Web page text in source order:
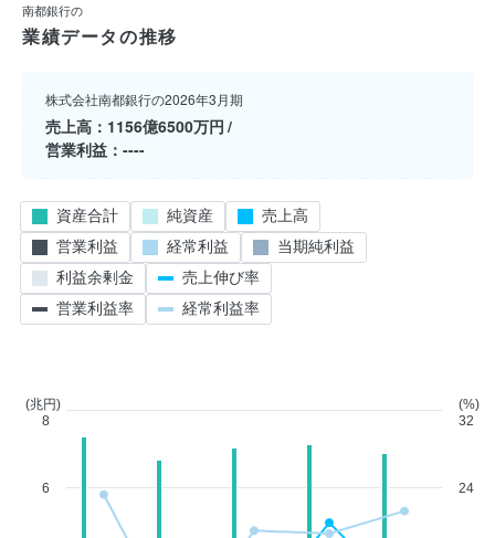
南都銀行の
業績データの推移
株式会社南都銀行の2026年3月期
売上高
1156億6500万円
営業利益
----
6
(兆円)
8
24
(%)
32
資産合計 純資産
売上高
営業利益
経常利益
当期純利益
利益余剰金
売上伸び率
営業利益率
経常利益率